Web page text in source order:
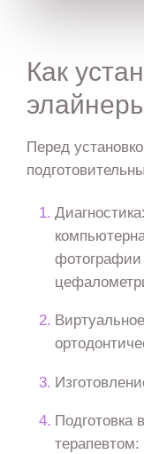
Как
Перед
фотографии
Подготовка